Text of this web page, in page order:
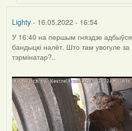
Lighty- 16.05.2022 - 16:54
У 16:40 на першым гняздзе адбыўся
бандыцкі налёт. Што там увогуле за
тэрмінатар?..